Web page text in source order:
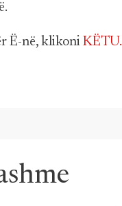
Ë-në, klikoni KËTU.